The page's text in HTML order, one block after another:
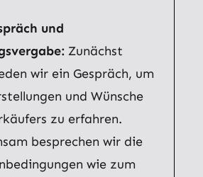
und
Zunächst
wir ein Gespräch, um
und Wünsche
zu erfahren.
besprechen wir die
wie zum